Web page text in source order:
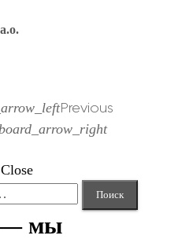
Previous
Close
— мы